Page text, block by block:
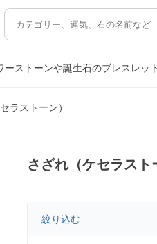
ストーンや誕生石のブレスレッ
ラストーン）
さざれ（ケセラスト
絞り込む